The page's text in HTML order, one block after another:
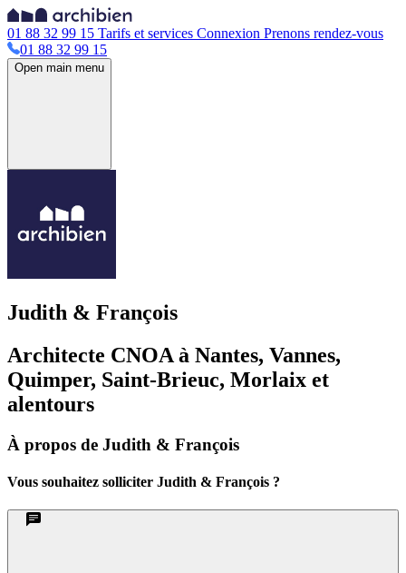
01 88 32 99 15 Tarifs et services Connexion Prenons rendez-vous
01 88 32 99 15
Open main menu
Judith & François
Architecte CNOA à Nantes, Vannes,
Quimper, Saint-Brieuc, Morlaix et
alentours
À propos de Judith & François
Vous souhaitez solliciter Judith & François ?